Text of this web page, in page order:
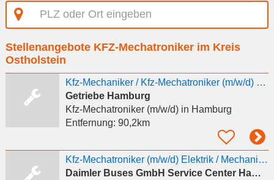
PLZ
oder
eingeben
Stellenangebote KFZ-Mechatroniker im Kreis
Ostholstein
Kfz-Mechaniker / Kfz-Mechatroniker (m/w/d) gesucht
Getriebe Hamburg
Kfz-Mechatroniker (m/w/d)in Hamburg
Entfernung: 90,2km
Kfz-Mechatroniker (m/w/d) Elektrik / Mechanik für Nutzfahrzeugtechnik
Daimler Buses GmbH Service Center Hamburg